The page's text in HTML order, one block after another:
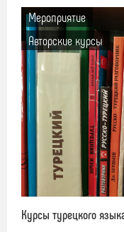
Мероприятие
Авторские курсы
Курсы турецкого